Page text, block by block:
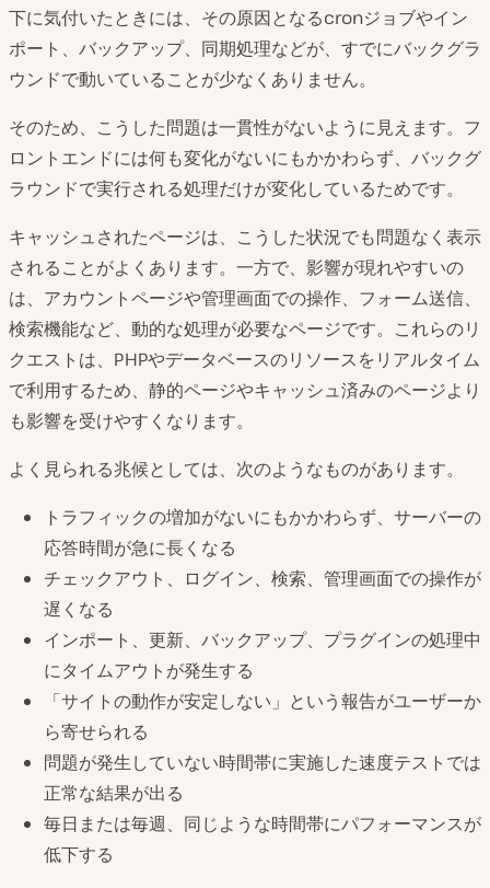
下に気付いたときには、その原因となるcronジョブやイン
ポート、バックアップ、同期処理などが、すでにバックグラ
ウンドで動いていることが少なくありません。
そのため、こうした問題は一貫性がないように見えます。フ
ロントエンドには何も変化がないにもかかわらず、バックグ
ラウンドで実行される処理だけが変化しているためです。
キャッシュされたページは、こうした状況でも問題なく表示
されることがよくあります。一方で、影響が現れやすいの
は、アカウントページや管理画面での操作、フォーム送信、
検索機能など、動的な処理が必要なページです。これらのリ
クエストは、PHPやデータベースのリソースをリアルタイム
で利用するため、静的ページやキャッシュ済みのページより
も影響を受けやすくなります。
よく見られる兆候としては、次のようなものがあります。
トラフィックの増加がないにもかかわらず、サーバーの
応答時間が急に長くなる
チェックアウト、ログイン、検索、管理画面での操作が
遅くなる
インポート、更新、バックアップ、プラグインの処理中
にタイムアウトが発生する
「サイトの動作が安定しない」という報告がユーザーか
ら寄せられる
問題が発生していない時間帯に実施した速度テストでは
正常な結果が出る
毎日または毎週、同じような時間帯にパフォーマンスが
低下する